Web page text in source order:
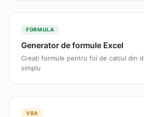
FORMULA
Generator de formule Excel
Creați formule pentru foi de calcul din
simplu
VBA